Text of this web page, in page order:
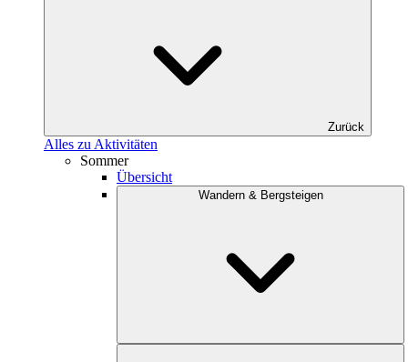
Zurück
Alles zu Aktivitäten
Sommer
Übersicht
Wandern & Bergsteigen